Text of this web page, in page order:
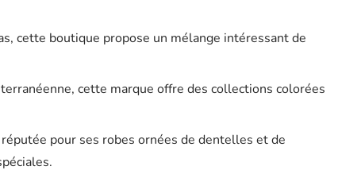
cette boutique propose un mélange intéressant de
cette marque offre des collections colorées
pour ses robes ornées de dentelles et de